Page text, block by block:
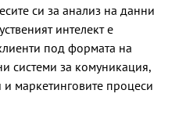
си за анализ на данни
интелект е
под формата на
системи за комуникация,
маркетинговите процеси